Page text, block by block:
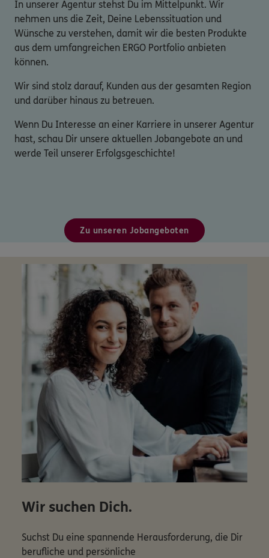
In unserer Agentur stehst Du im Mittelpunkt. Wir
nehmen uns die Zeit, Deine Lebenssituation und
Wünsche zu verstehen, damit wir die besten Produkte
aus dem umfangreichen ERGO Portfolio anbieten
können.
Wir sind stolz darauf, Kunden aus der gesamten Region
und darüber hinaus zu betreuen.
Wenn Du Interesse an einer Karriere in unserer Agentur
hast, schau Dir unsere aktuellen Jobangebote an und
werde Teil unserer Erfolgsgeschichte!
Zu unseren Jobangeboten
Wir suchen Dich.
Suchst Du eine spannende Herausforderung, die Dir
berufliche und persönliche